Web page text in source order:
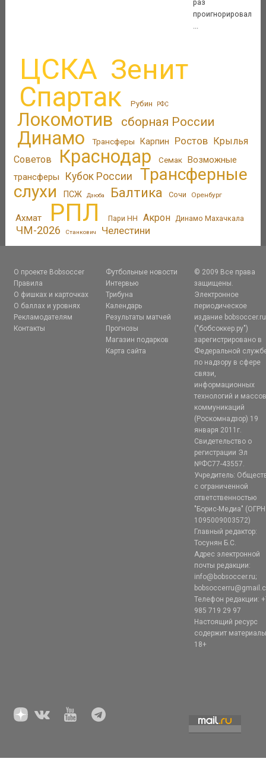
раз
проигнорировал
ЦСКА Зенит
Спартак Рубин РФС
Локомотив сборная России
Динамо Трансферы Карпин Ростов Крылья
Советов
Краснодар Семак Возможные
трансферы
Кубок России
Трансферные
слухи
ПСЖ Дзюба Балтика Сочи Оренбург
Ахмат РПЛ Пари НН Акрон Динамо Махачкала
ЧМ-2026 Станкович Челестини
О проекте Bobsoccer
Правила
О фишках и карточках
О баллах и уровнях
Рекламодателям
Контакты
Футбольные новости
Интервью
Трибуна
Календарь
Результаты матчей
Прогнозы
Магазин подарков
Карта сайта
© 2009 Все права
защищены.
Электронное
периодическое
издание bobsoccer.ru
("бобсоккер.ру")
зарегистрировано в
Федеральной
по надзору в сфере
связи,
информационных
технологий и
коммуникаций
(Роскомнадзор) 19
января 2011г.
Свидетельство о
регистрации Эл
№ФС77-43557.
Учредитель:
с ограниченной
ответственностью
"Борис-Медиа" (ОГРН
1095009003572)
Главный редактор:
Тосунян Б.С.
Адрес электронной
почты редакции:
info@bobsoccer.ru;
Телефон редакции:
985 719 29 97
Настоящий ресурс
содержит
18+